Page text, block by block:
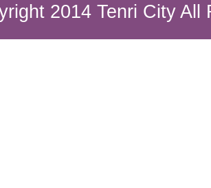
2014 Tenri City All